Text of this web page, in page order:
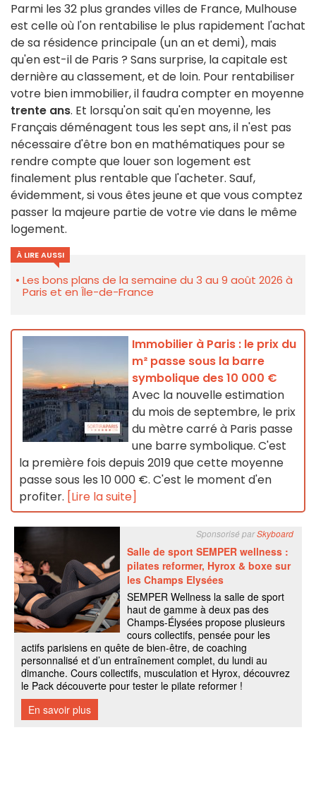
Parmi les 32 plus grandes villes de France, Mulhouse
est celle où l'on rentabilise le plus rapidement l'achat
de sa résidence principale (un an et demi), mais
qu'en est-il de Paris ? Sans surprise, la capitale est
dernière au classement, et de loin. Pour rentabiliser
votre bien immobilier, il faudra compter en moyenne
trente ans. Et lorsqu'on sait qu'en moyenne, les
Français déménagent tous les sept ans, il n'est pas
nécessaire d'être bon en mathématiques pour se
rendre compte que louer son logement est
finalement plus rentable que l'acheter. Sauf,
évidemment, si vous êtes jeune et que vous comptez
passer la majeure partie de votre vie dans le même
logement.
À LIRE AUSSI
Les bons plans de la semaine du 3 au 9 août 2026 à
Paris et en Île-de-France
Immobilier à Paris : le prix du
m² passe sous la barre
symbolique des 10 000 €
Avec la nouvelle estimation
du mois de septembre, le prix
du mètre carré à Paris passe
une barre symbolique. C'est
la première fois depuis 2019 que cette moyenne
passe sous les 10 000 €. C'est le moment d'en
profiter. [Lire la suite]